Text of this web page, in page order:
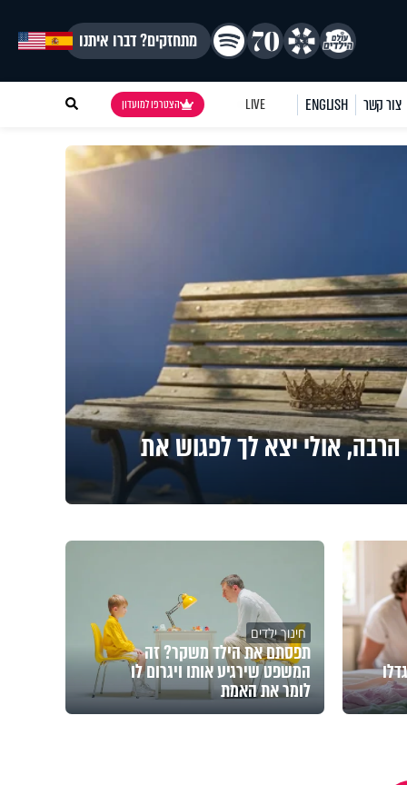
מתחזקים? דברו איתנו
צור קשר ENGLISH
LIVE הצטרפו למועדון
אולי יצא לך לפגוש את
חינוך ילדים
תפסתם את הילד משקר? זה
המשפט שירגיע אותו ויגרום לו
לומר את האמת